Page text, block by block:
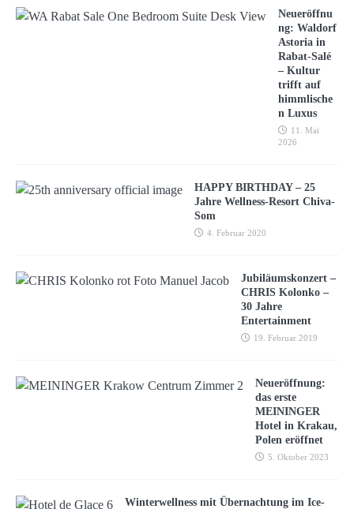
Neueröffnu
ng: Waldorf
Astoria in
Rabat-Salé
– Kultur
trifft auf
himmlische
n Luxus
11. Mai
2026
HAPPY BIRTHDAY – 25
Jahre Wellness-Resort Chiva-
Som
4. Februar 2020
Jubiläumskonzert –
CHRIS Kolonko –
30 Jahre
Entertainment
19. Februar 2019
Neueröffnung:
das erste
MEININGER
Hotel in Krakau,
Polen eröffnet
5. Oktober 2023
Winterwellness mit Übernachtung im Ice-